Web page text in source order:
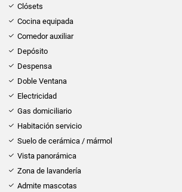
Clósets
Cocina equipada
Comedor auxiliar
Depósito
Despensa
Doble Ventana
Electricidad
Gas domiciliario
Habitación servicio
Suelo de cerámica / mármol
Vista panorámica
Zona de lavandería
Admite mascotas